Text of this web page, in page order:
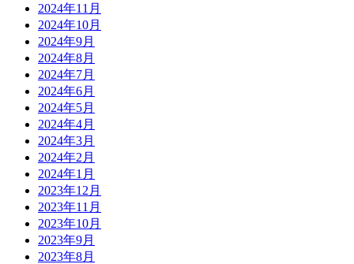
2024年11月
2024年10月
2024年9月
2024年8月
2024年7月
2024年6月
2024年5月
2024年4月
2024年3月
2024年2月
2024年1月
2023年12月
2023年11月
2023年10月
2023年9月
2023年8月